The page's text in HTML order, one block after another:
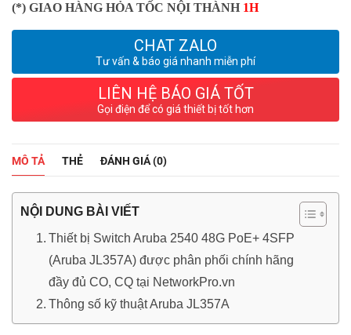
(*) GIAO HÀNG HỎA TỐC NỘI THÀNH 1H
CHAT ZALO
Tư vấn & báo giá nhanh miễn phí
LIÊN HỆ BÁO GIÁ TỐT
Gọi điện để có giá thiết bị tốt hơn
MÔ TẢ THẺ ĐÁNH GIÁ (0)
NỘI DUNG BÀI VIẾT
Thiết bị Switch Aruba 2540 48G PoE+ 4SFP
(Aruba JL357A) được phân phối chính hãng
đầy đủ CO, CQ tại NetworkPro.vn
Thông số kỹ thuật Aruba JL357A